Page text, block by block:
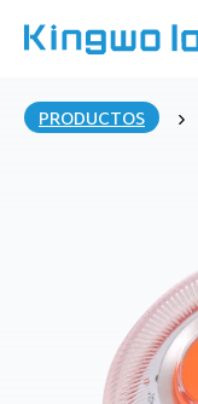
nPRODUCTOS